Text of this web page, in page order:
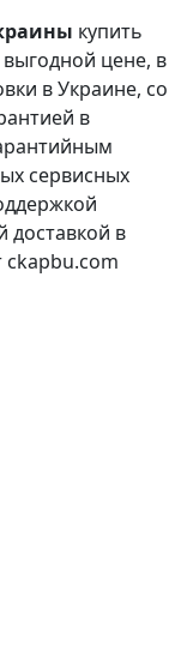
купить
цене, в
в Украине, со
в
сервисных
доставкой в
ckapbu.com